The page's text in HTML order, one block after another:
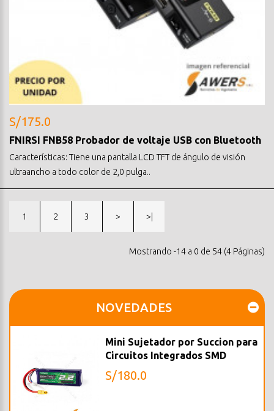
S/175.0
FNIRSI FNB58 Probador de voltaje USB con Bluetooth
Características: Tiene una pantalla LCD TFT de ángulo de visión
ultraancho a todo color de 2,0 pulga..
1 2 3 > >|
Mostrando -14 a 0 de 54 (4 Páginas)
NOVEDADES
Mini Sujetador por Succion para
Circuitos Integrados SMD
S/180.0